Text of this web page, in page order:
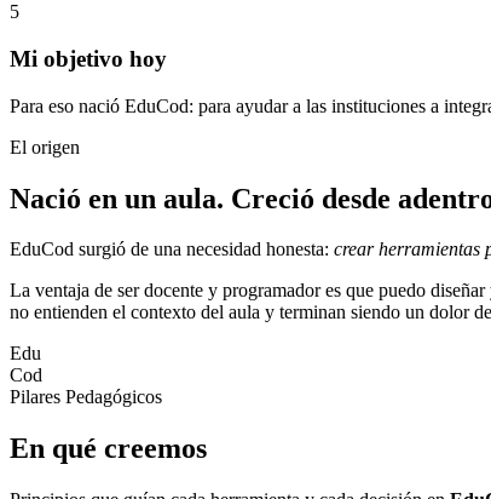
5
Mi objetivo hoy
Para eso nació EduCod: para ayudar a las instituciones a
El origen
Nació en un aula. Creció desde
EduCod surgió de una necesidad honesta: crear herramientas
La ventaja de ser docente y programador es que puedo
no entienden el contexto del aula y terminan siendo un dolor
Edu
Cod
Pilares Pedagógicos
En qué creemos